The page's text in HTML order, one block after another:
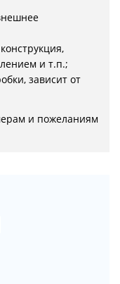
и т.п.;
зависит от
и пожеланиям